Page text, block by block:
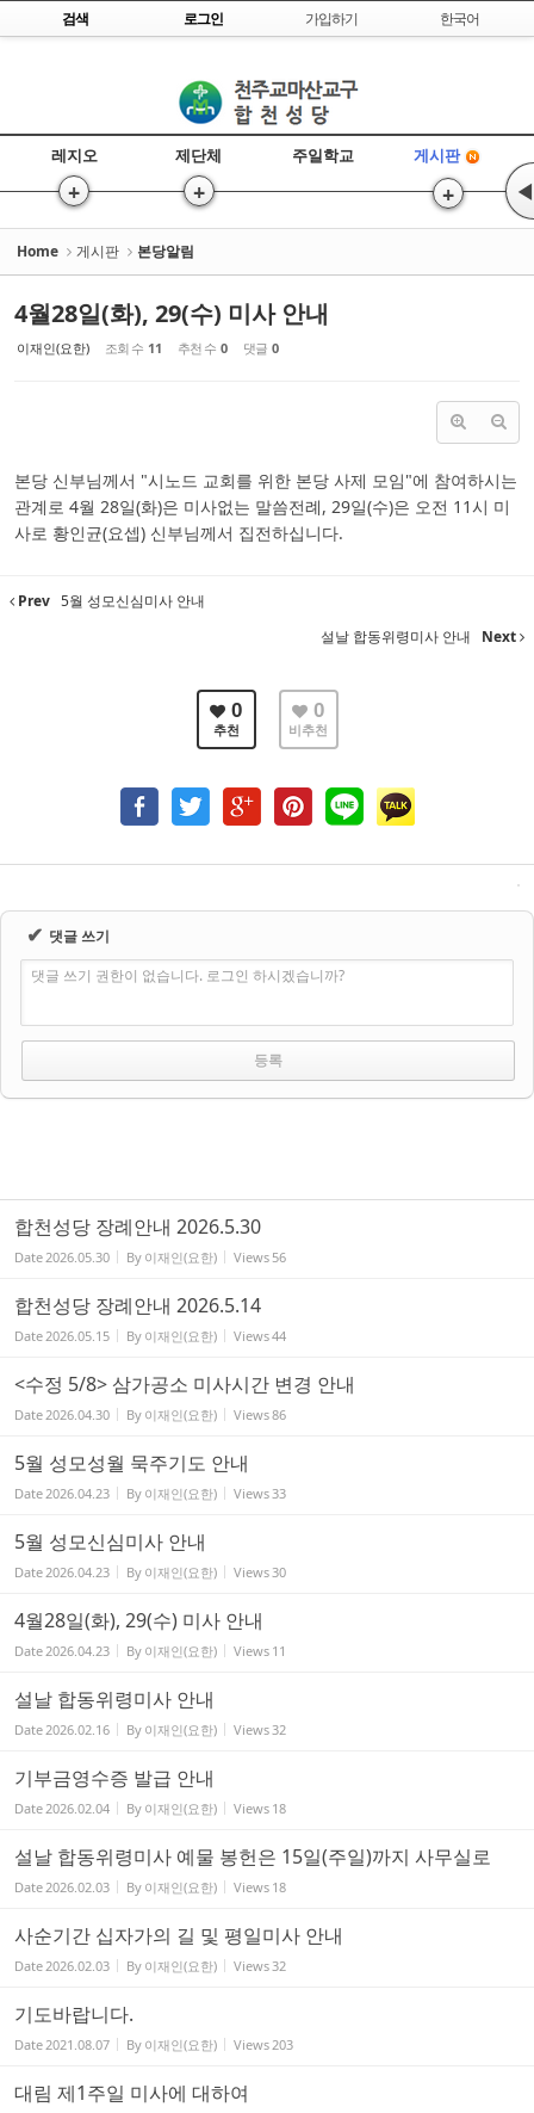
Skip to content
검색 로그인 가입하기 한국어
레지오
+
제단체
+
주일학교 게시판
+ ◀
Home 게시판 본당알림
4월28일(화), 29(수) 미사 안내
이재인(요한) 조회 수 11 추천 수 0 댓글 0
본당 신부님께서 "시노드 교회를 위한 본당 사제 모임"에 참여하시는
관계로 4월 28일(화)은 미사없는 말씀전례, 29일(수)은 오전 11시 미
사로 황인균(요셉) 신부님께서 집전하십니다.
Prev 5월 성모신심미사 안내
설날 합동위령미사 안내
Next
0
추천
0
비추천
✔ 댓글 쓰기
댓글 쓰기 권한이 없습니다. 로그인 하시겠습니까?
합천성당 장례안내 2026.5.30
Date2026.05.30 By 이재인(요한) Views 56
합천성당 장례안내 2026.5.14
Date2026.05.15 By 이재인(요한) Views44
<수정 5/8> 삼가공소 미사시간 변경 안내
Date2026.04.30 By 이재인(요한) Views86
5월 성모성월 묵주기도 안내
Date2026.04.23 By 이재인(요한) Views33
5월 성모신심미사 안내
Date2026.04.23 By 이재인(요한) Views30
4월28일(화), 29(수) 미사 안내
Date2026.04.23 By 이재인(요한) Views 11
설날 합동위령미사 안내
Date2026.02.16 By 이재인(요한) Views32
기부금영수증 발급 안내
Date2026.02.04 By 이재인(요한) Views 18
설날 합동위령미사 예물 봉헌은 15일(주일)까지 사무실로
Date2026.02.03 By 이재인(요한) Views 18
사순기간 십자가의 길 및 평일미사 안내
Date2026.02.03 By 이재인(요한) Views32
기도바랍니다.
Date2021.08.07 By 이재인(요한) Views203
대림 제1주일 미사에 대하여
Sketchbook5, 스케치북5
Sketchbook5, 스케치북5